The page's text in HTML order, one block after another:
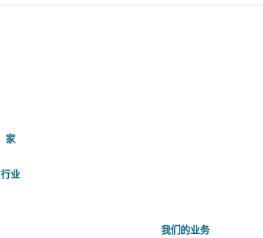
家(当前的)
行业
我们的业务